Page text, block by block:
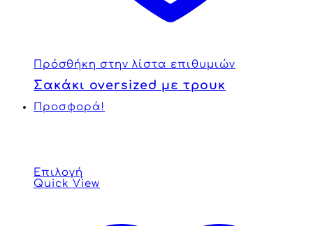
Πρόσθήκη στην λίστα επιθυμιών
Σακάκι oversized με τρουκ
Προσφορά!
Επιλογή
Quick View